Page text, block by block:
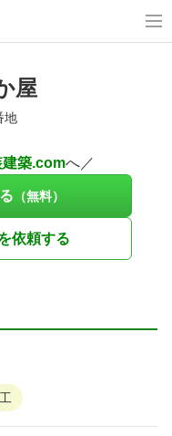
屋
地
建築.comへ／
（無料）
依頼する